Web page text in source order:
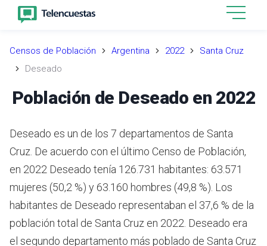
Censos de Población Argentina 2022
Santa Cruz
Deseado
Población de Deseado en 2022
Deseado es un de los 7 departamentos de Santa
Cruz. De acuerdo con el último Censo de Población,
en 2022 Deseado tenía 126.731 habitantes: 63.571
mujeres (50,2 %) y 63.160 hombres (49,8 %). Los
habitantes de Deseado representaban el 37,6 % de la
población total de Santa Cruz en 2022. Deseado era
el segundo departamento más poblado de Santa Cruz